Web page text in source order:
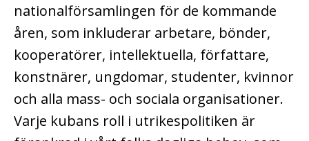
nationalförsamlingen för de kommande
åren, som inkluderar arbetare, bönder,
kooperatörer, intellektuella, författare,
konstnärer, ungdomar, studenter, kvinnor
och alla mass- och sociala organisationer.
Varje kubans roll i utrikespolitiken är